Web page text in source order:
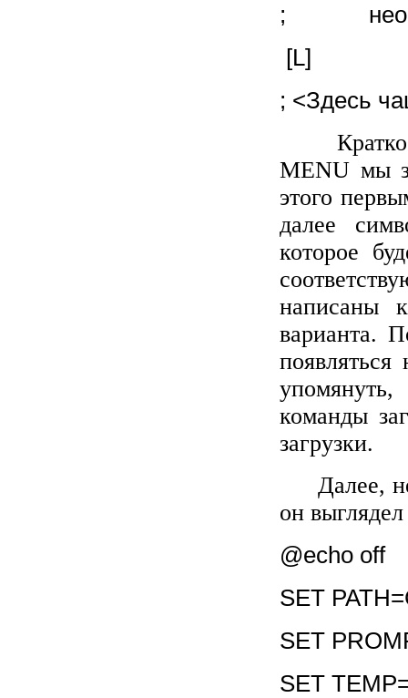
;
[L]
; <Здесь
MENU мы
этого
далее
которое
написаны
варианта.
команды
загрузки.
Далее,
он
@echo off
SET
SET
SET